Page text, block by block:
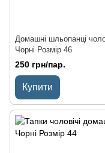
Домашні шльопанці
Чорні Розмір 46
250 грн/пар.
Купити